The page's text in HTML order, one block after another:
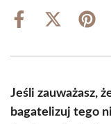
Share
Share
(Twitter)
Jeśli zauważasz,
bagatelizuj tego